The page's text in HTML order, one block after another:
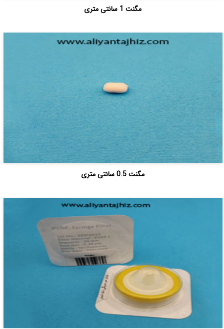
مگنت 1 سانتی متری
مگنت 0.5 سانتی متری